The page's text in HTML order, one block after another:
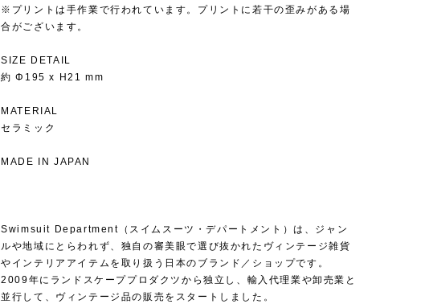
※プリントは手作業で行われています。プリントに若干の歪みがある場
合がございます。
SIZE DETAIL
約 Φ195 x H21 mm
MATERIAL
セラミック
MADE IN JAPAN
Swimsuit Department（スイムスーツ・デパートメント）は、ジャン
ルや地域にとらわれず、独自の審美眼で選び抜かれたヴィンテージ雑貨
やインテリアアイテムを取り扱う日本のブランド／ショップです。
2009年にランドスケーププロダクツから独立し、輸入代理業や卸売業と
並行して、ヴィンテージ品の販売をスタートしました。